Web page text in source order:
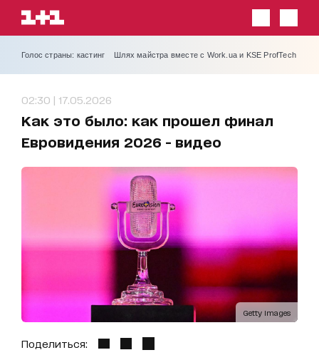
Голос страны: кастинг Шлях майстра вместе с Work.ua и KSE ProfTech
02:30 | 17.05.2026
Как это было: как прошел финал
Евровидения 2026 - видео
Getty Images
Поделиться: